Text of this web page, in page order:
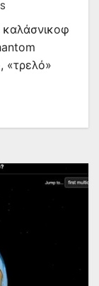
καλάσνικοφ
«τρελό»